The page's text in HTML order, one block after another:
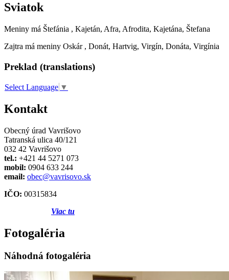
Sviatok
Meniny má Štefánia , Kajetán, Afra, Afrodita, Kajetána, Štefana
Zajtra má meniny Oskár , Donát, Hartvig, Virgín, Donáta, Virgínia
Preklad (translations)
Select Language ▼
Kontakt
Obecný úrad Vavrišovo
Tatranská ulica 40/121
032 42 Vavrišovo
tel.: +421 44 5271 073
mobil: 0904 633 244
email: obec@vavrisovo.sk
IČO: 00315834
Viac tu
Fotogaléria
Náhodná fotogaléria